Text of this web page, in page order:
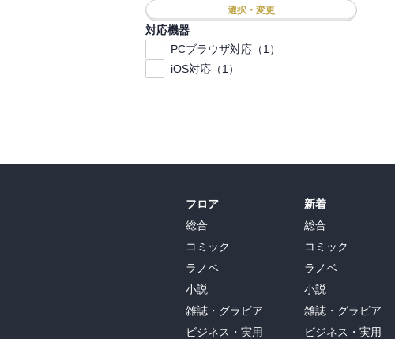
選択・変更
対応機器
PCブラウザ対応（1）
iOS対応（1）
フロア
総合
コミック
ラノベ
小説
雑誌・グラビア
ビジネス・実用
新着
総合
コミック
ラノベ
小説
雑誌・グラビア
ビジネス・実用